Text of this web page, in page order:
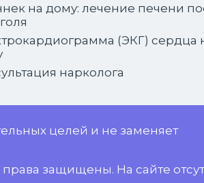
на дому: лечение печени
(ЭКГ) сердца
нарколога
целей и не заменяет
защищены. На сайте